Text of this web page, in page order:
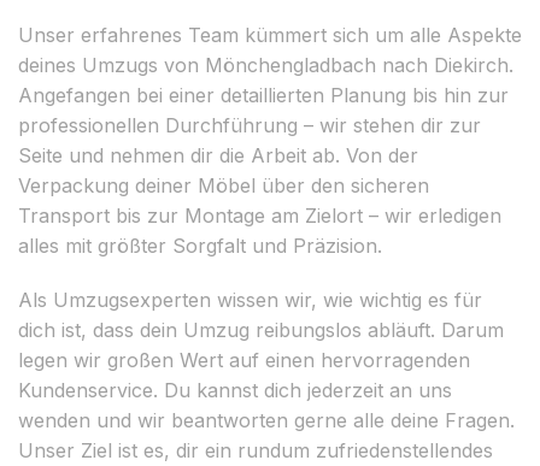
Unser erfahrenes Team kümmert sich um alle Aspekte
deines Umzugs von Mönchengladbach nach Diekirch.
Angefangen bei einer detaillierten Planung bis hin zur
professionellen Durchführung – wir stehen dir zur
Seite und nehmen dir die Arbeit ab. Von der
Verpackung deiner Möbel über den sicheren
Transport bis zur Montage am Zielort – wir erledigen
alles mit größter Sorgfalt und Präzision.
Als Umzugsexperten wissen wir, wie wichtig es für
dich ist, dass dein Umzug reibungslos abläuft. Darum
legen wir großen Wert auf einen hervorragenden
Kundenservice. Du kannst dich jederzeit an uns
wenden und wir beantworten gerne alle deine Fragen.
Unser Ziel ist es, dir ein rundum zufriedenstellendes